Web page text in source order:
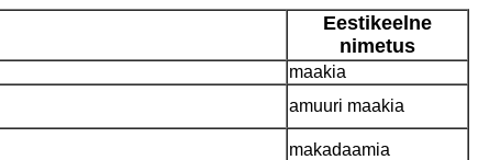
Eestikeelne
nimetus
maakia
amuuri maakia
makadaamia